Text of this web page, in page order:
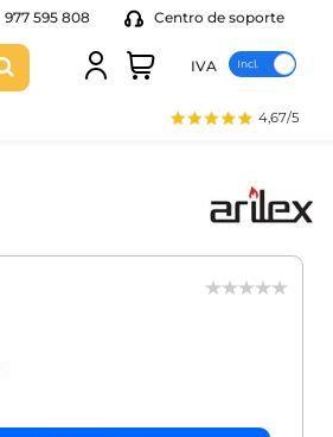
977 595 808 Centro de soporte
IVA
4,67/5